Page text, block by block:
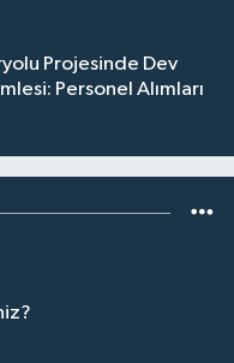
Projesinde Dev
Personel Alımları